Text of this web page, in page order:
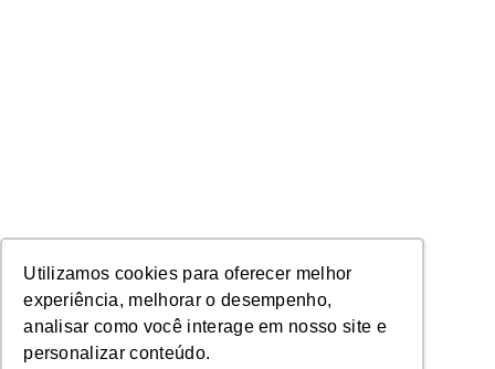
Utilizamos cookies para oferecer melhor
experiência, melhorar o desempenho,
analisar como você interage em nosso site e
personalizar conteúdo.